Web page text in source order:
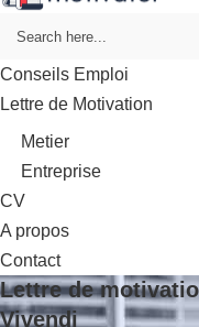
Conseils Emploi
Lettre de Motivation
Metier
Entreprise
CV
A propos
Contact
Lettre de
Vivendi